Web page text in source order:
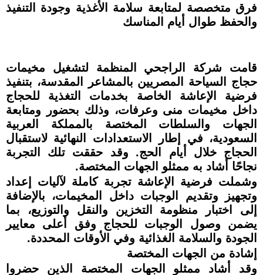
فرق متخصصة لمتابعة سلامة الأغذية وجودة التنفيذ
والحفظ طوال أيام المناسك
قامت شركة الراجحي المنظمة لتشغيل مخيمات
حجاج السياحة المصريين بالمشاعر المقدسة، بتنفيذ
فرضية الإعاشة الخاصة بخدمات التغذية للحجاج
داخل مخيمات منى وعرفات، وذلك بحضور ومتابعة
الجهات والسلطات المختصة بالمملكة العربية
السعودية، في إطار الاستعدادات النهائية لاستقبال
الحجاج خلال أيام الحج. وقد حققت تلك التجربة
نجاحًا أشاد به ممثلو الجهات المختصة.
وشملت فرضية الإعاشة تجربة كاملة لآليات إعداد
وتجهيز وتقديم الوجبات داخل المخيمات، بالإضافة
إلى اختبار منظومة التخزين والنقل والتوزيع، بما
يضمن وصول الوجبات للحجاج وفق أعلى معايير
الجودة والسلامة الغذائية وفي الأوقات المحددة.
إشادة من الجهات المختصة
وقد أشاد ممثلو الجهات المختصة الذين حضروا